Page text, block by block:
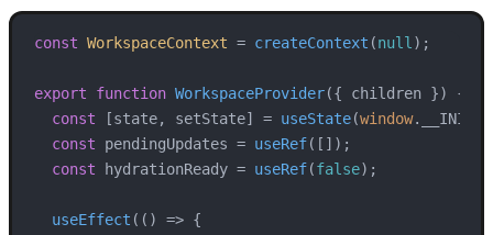
const WorkspaceContext = createContext (null);
export function WorkspaceProvider({ children }) {
const [state, setState] = useState(window.
const pendingUpdates = useRef([]);
const hydrationReady = useRef(false);
useEffect ( () => {